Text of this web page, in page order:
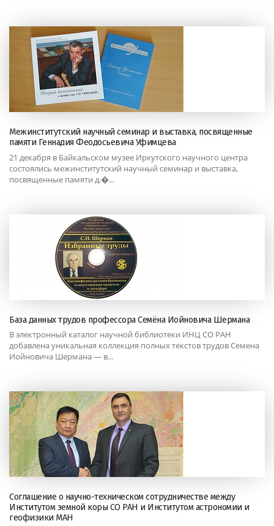
Межинститутский научный семинар и выставка, посвященные
памяти Геннадия Феодосьевича Уфимцева
21 декабря в Байкальском музее Иркутского научного центра
состоялись межинститутский научный семинар и выставка,
посвященные памяти д.�...
База данных трудов профессора Семёна Иойновича Шермана
В электронный каталог научной библиотеки ИНЦ СО РАН
добавлена уникальная коллекция полных текстов трудов Семена
Иойновича Шермана — в...
Соглашение о научно-техническом сотрудничестве между
Институтом земной коры СО РАН и Институтом астрономии и
геофизики МАН